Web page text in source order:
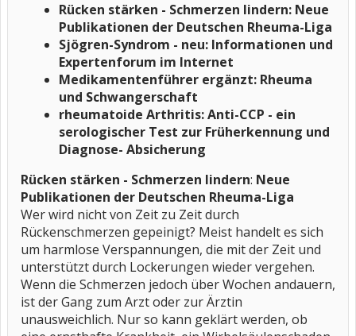
Rücken stärken - Schmerzen lindern: Neue
Publikationen der Deutschen Rheuma-Liga
Sjögren-Syndrom - neu: Informationen und
Expertenforum im Internet
Medikamentenführer ergänzt: Rheuma
und Schwangerschaft
rheumatoide Arthritis: Anti-CCP - ein
serologischer Test zur Früherkennung und
Diagnose- Absicherung
Rücken stärken - Schmerzen lindern: Neue
Publikationen der Deutschen Rheuma-Liga
Wer wird nicht von Zeit zu Zeit durch
Rückenschmerzen gepeinigt? Meist handelt es sich
um harmlose Verspannungen, die mit der Zeit und
unterstützt durch Lockerungen wieder vergehen.
Wenn die Schmerzen jedoch über Wochen andauern,
ist der Gang zum Arzt oder zur Ärztin
unausweichlich. Nur so kann geklärt werden, ob